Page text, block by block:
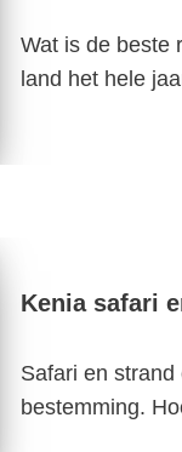
Wat is de beste
land het hele
Kenia safari
Safari en
bestemming.